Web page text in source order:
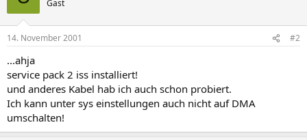
Gast
14. November 2001 #2
...ahja
service pack 2 iss installiert!
und anderes Kabel hab ich auch schon probiert.
Ich kann unter sys einstellungen auch nicht auf DMA
umschalten!